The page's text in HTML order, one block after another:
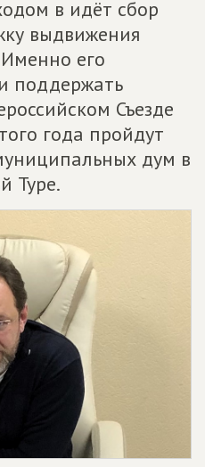
в идёт сбор
выдвижения
его
поддержать
Съезде
года пройдут
дум в
Туре.